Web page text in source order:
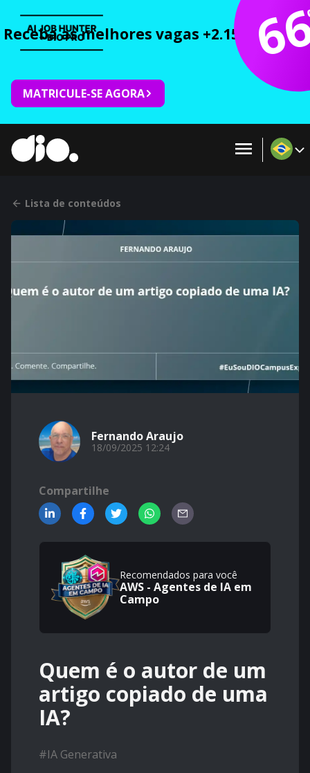
Receba as melhores vagas +2.150 cursos
MATRICULE-SE AGORA
Lista de conteúdos
Fernando Araujo
18/09/2025 12:24
Compartilhe
Recomendados para você
AWS - Agentes de IA em
Campo
Quem é o autor de um
artigo copiado de uma
IA?
#IA Generativa